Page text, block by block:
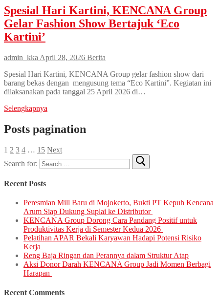
Spesial Hari Kartini, KENCANA Group
Gelar Fashion Show Bertajuk ‘Eco
Kartini’
admin_kka April 28, 2026 Berita
Spesial Hari Kartini, KENCANA Group gelar fashion show dari
barang bekas dengan mengusung tema “Eco Kartini”. Kegiatan ini
dilaksanakan pada tanggal 25 April 2026 di…
Selengkapnya
Posts pagination
1 2 3 4 … 15 Next
Search for:
Recent Posts
Peresmian Mill Baru di Mojokerto, Bukti PT Kepuh Kencana
Arum Siap Dukung Suplai ke Distributor
KENCANA Group Dorong Cara Pandang Positif untuk
Produktivitas Kerja di Semester Kedua 2026
Pelatihan APAR Bekali Karyawan Hadapi Potensi Risiko
Kerja
Reng Baja Ringan dan Perannya dalam Struktur Atap
Aksi Donor Darah KENCANA Group Jadi Momen Berbagi
Harapan
Recent Comments